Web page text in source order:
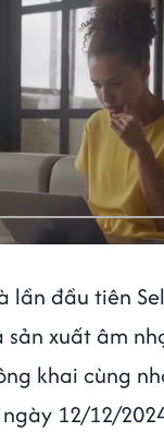
đầu tiên
sản xuất âm
khai cùng
12/12/